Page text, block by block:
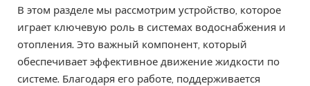
В этом разделе мы рассмотрим устройство, которое
играет ключевую роль в системах водоснабжения и
отопления. Это важный компонент, который
обеспечивает эффективное движение жидкости по
системе. Благодаря его работе, поддерживается